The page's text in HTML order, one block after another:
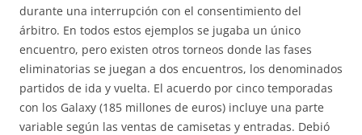
durante una interrupción con el consentimiento del
árbitro. En todos estos ejemplos se jugaba un único
encuentro, pero existen otros torneos donde las fases
eliminatorias se juegan a dos encuentros, los denominados
partidos de ida y vuelta. El acuerdo por cinco temporadas
con los Galaxy (185 millones de euros) incluye una parte
variable según las ventas de camisetas y entradas. Debió